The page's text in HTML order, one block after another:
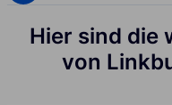
Hier sind die
von